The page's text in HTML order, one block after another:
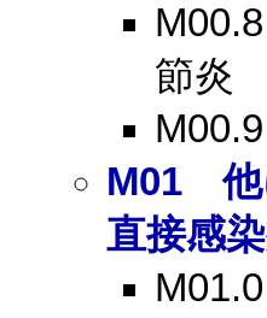
M00.8
節炎
M00.9
M01 他
直接感
M01.0